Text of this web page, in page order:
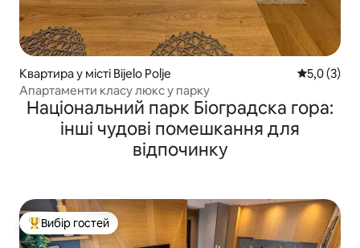
Квартира у місті Bijelo Polje Середня
5,0 (3)
Апартаменти класу люкс у парку
Національний парк Біоградска гора:
інші чудові помешкання для
відпочинку
Топ вибір гостей
Вибір гостей